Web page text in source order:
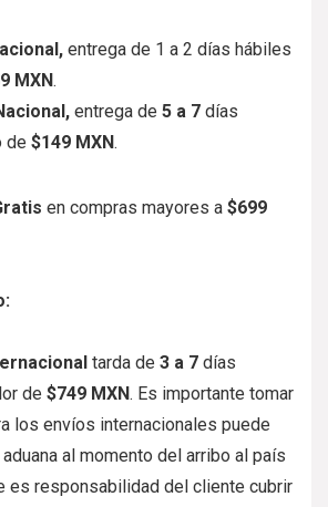
entrega de 1 a 2 días hábiles
MXN.
entrega de 5 a 7 días
de $149 MXN.
en compras mayores a $699
tarda de 3 a 7 días
de $749 MXN. Es importante tomar
los envíos internacionales puede
al momento del arribo al país
es responsabilidad del cliente cubrir